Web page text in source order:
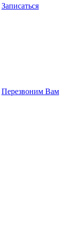
Записаться
Перезвоним Вам